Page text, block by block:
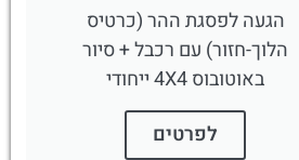
הגעה לפסגת ההר (כרטיס
הלוך-חזור) עם רכבל + סיור
באוטובוס 4X4 ייחודי
לפרטים